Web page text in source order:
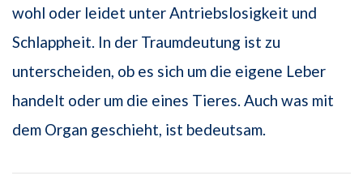
wohl oder leidet unter Antriebslosigkeit und
Schlappheit. In der Traumdeutung ist zu
unterscheiden, ob es sich um die eigene Leber
handelt oder um die eines Tieres. Auch was mit
dem Organ geschieht, ist bedeutsam.